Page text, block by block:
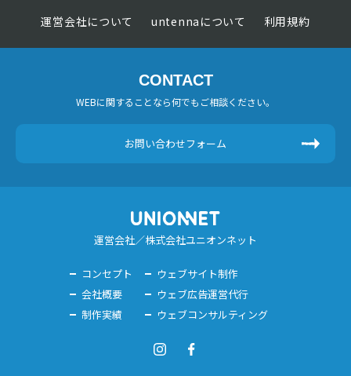
運営会社について untennaについて 利用規約
CONTACT
WEBに関することなら何でもご相談ください。
お問い合わせフォーム
運営会社／株式会社ユニオンネット
コンセプト
ウェブサイト制作
会社概要
ウェブ広告運営代行
制作実績
ウェブコンサルティング